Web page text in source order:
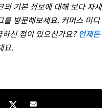
의기본 정보에대해보다자세
를 방문해보세요. 커머스 미디
하신 점이 있으신가요? 언제든
요.
on Facebook
Share on Twitter
Share by e-mail